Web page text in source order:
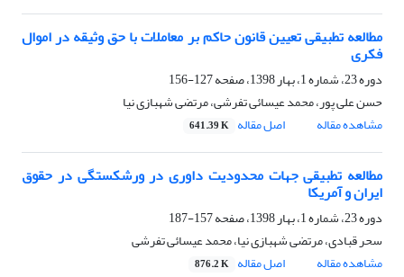
مطالعه تطبیقی تعیین قانون حاکم بر معاملات با حق وثیقه در اموال
فکری
دوره 23، شماره 1، بهار 1398، صفحه
127-156
حسن علی پور، محمد عیسائی تفرشی، مرتضی شهبازی نیا
مشاهده مقاله
اصل مقاله 641.39 K
مطالعه تطبیقی جهات محدودیت داوری در ورشکستگی در حقوق
ایران و آمریکا
دوره 23، شماره 1، بهار 1398، صفحه
157-187
سحر قبادی، مرتضی شهبازی نیا، محمد عیسائی تفرشی
مشاهده مقاله
اصل مقاله 876.2 K